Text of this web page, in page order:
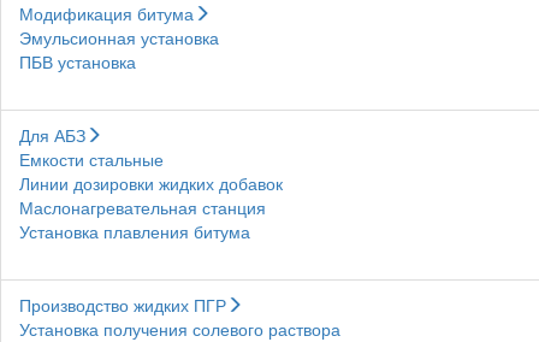
Модификация битума
Эмульсионная установка
ПБВ установка
Для АБЗ
Емкости стальные
Линии дозировки жидких добавок
Маслонагревательная станция
Установка плавления битума
Производство жидких ПГР
Установка получения солевого раствора